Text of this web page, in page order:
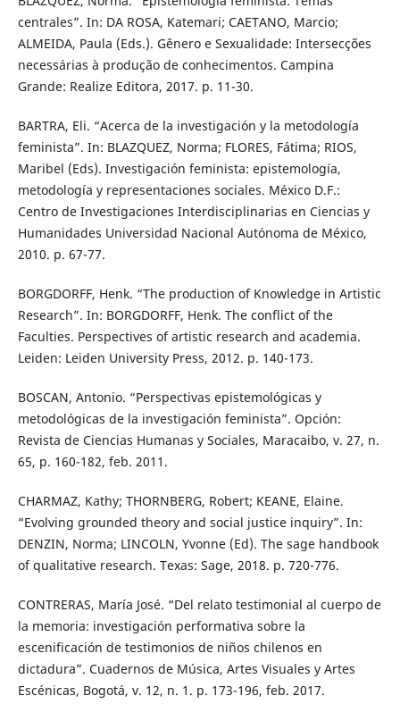
centrales”. In: DA ROSA, Katemari; CAETANO, Marcio;
ALMEIDA, Paula (Eds.). Gênero e Sexualidade: Intersecções
necessárias à produção de conhecimentos. Campina
Grande: Realize Editora, 2017. p. 11-30.
BARTRA, Eli. “Acerca de la investigación y la metodología
feminista”. In: BLAZQUEZ, Norma; FLORES, Fátima; RIOS,
Maribel (Eds). Investigación feminista: epistemología,
metodología y representaciones sociales. México D.F.:
Centro de Investigaciones Interdisciplinarias en Ciencias y
Humanidades Universidad Nacional Autónoma de México,
2010. p. 67-77.
BORGDORFF, Henk. “The production of Knowledge in Artistic
Research”. In: BORGDORFF, Henk. The conflict of the
Faculties. Perspectives of artistic research and academia.
Leiden: Leiden University Press, 2012. p. 140-173.
BOSCAN, Antonio. “Perspectivas epistemológicas y
metodológicas de la investigación feminista”. Opción:
Revista de Ciencias Humanas y Sociales, Maracaibo, v. 27, n.
65, p. 160-182, feb. 2011.
CHARMAZ, Kathy; THORNBERG, Robert; KEANE, Elaine.
“Evolving grounded theory and social justice inquiry”. In:
DENZIN, Norma; LINCOLN, Yvonne (Ed). The sage handbook
of qualitative research. Texas: Sage, 2018. p. 720-776.
CONTRERAS, María José. “Del relato testimonial al cuerpo de
la memoria: investigación performativa sobre la
escenificación de testimonios de niños chilenos en
dictadura”. Cuadernos de Música, Artes Visuales y Artes
Escénicas, Bogotá, v. 12, n. 1. p. 173-196, feb. 2017.